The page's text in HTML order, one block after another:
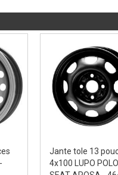
Jante tole 13
4x100 LUPO POLO